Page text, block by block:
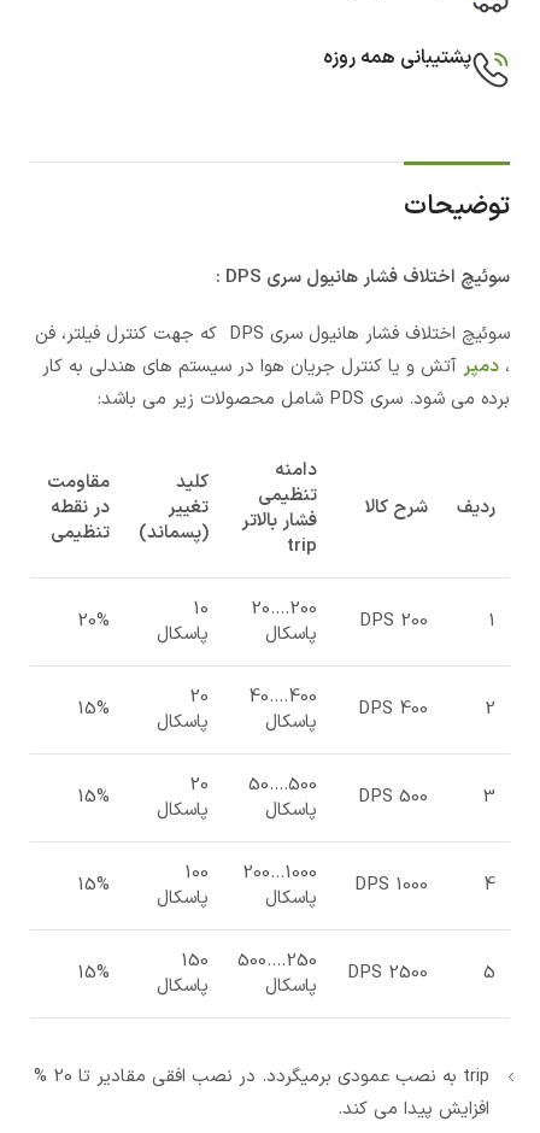
پشتیبانی همه روزه
توضیحات
سوئیچ اختلاف فشار هانیول سری DPS :
سوئیچ اختلاف فشار هانیول سری DPS که جهت کنترل فیلتر، فن
، دمپر آتش و یا کنترل جریان هوا در سیستم های هندلی به کار
برده می شود. سری PDS شامل محصولات زیر می باشد:
ردیف شرح کالا
دامنه
تنظیمی
فشار بالاتر
trip
کلید
تغییر
(پسماند)
مقاومت
در نقطه
تنظیمی
1
DPS 200
200….20
پاسکال
10
پاسکال
20%
2
DPS 400
400….40
پاسکال
20
پاسکال
15%
3
DPS 500
500….50
پاسکال
20
پاسکال
15%
4
DPS 1000
1000…200
پاسکال
100
پاسکال
15%
5
DPS 2500
250….500
پاسکال
150
پاسکال
15%
trip به نصب عمودی برمیگردد. در نصب افقی مقادیر تا 20 %
افزایش پیدا می کند.